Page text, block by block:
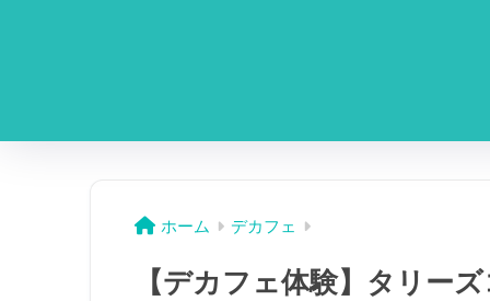
ホーム デカフェ
【デカフェ体験】タリー